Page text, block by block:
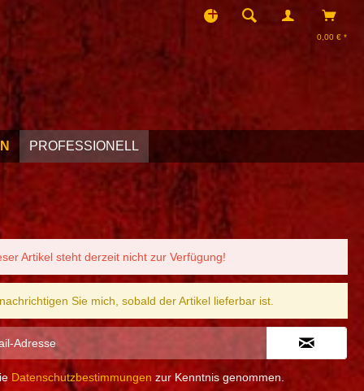
0,00 € *
PROFESSIONELL
Artikel steht derzeit nicht zur Verfügung!
Sie mich, sobald der Artikel lieferbar ist.
Datenschutzbestimmungen zur Kenntnis genommen.